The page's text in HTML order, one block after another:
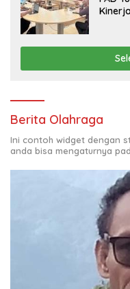
Berita Olahraga
Ini contoh widget dengan
anda bisa mengaturnya